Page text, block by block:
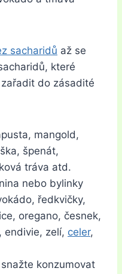
sacharidů až se
které
do zásadité
mangold,
špenát,
tráva atd.
nebo bylinky
ředkvičky,
oregano, česnek,
endivie, zelí, celer,
konzumovat